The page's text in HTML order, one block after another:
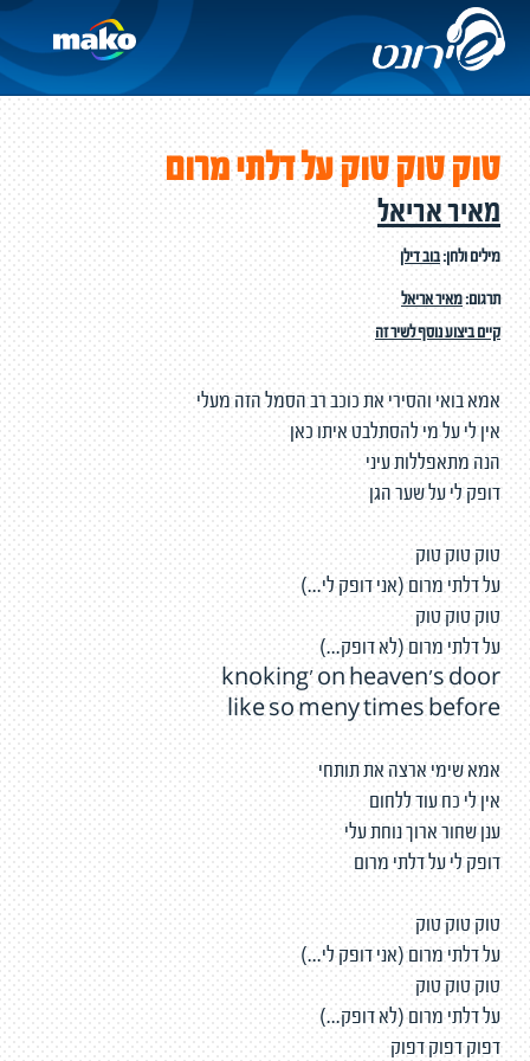
טוק טוק טוק על דלתי מרום
מאיר אריאל
מילים ולחן:בוב דילן
תרגום:מאיר אריאל
קיים ביצוע נוסף לשיר זה
אמא בואי והסירי את כוכב רב הסמל הזה מעלי
אין לי על מי להסתלבט איתו כאן
הנה מתאפללות עיני
דופק לי על שער הגן
טוק טוק טוק
על דלתי מרום (אני דופק לי...)
טוק טוק טוק
על דלתי מרום (לא דופק...)
knoking' on heaven's door
like so meny times before
אמא שימי ארצה את תותחי
אין לי כח עוד ללחום
ענן שחור ארוך נוחת עלי
דופק לי על דלתי מרום
טוק טוק טוק
על דלתי מרום (אני דופק לי...)
טוק טוק טוק
על דלתי מרום (לא דופק...)
דפוק דפוק דפוק